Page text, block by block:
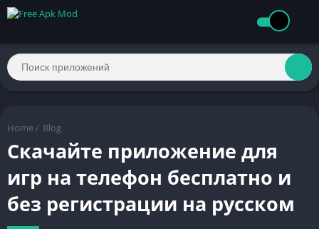
Home / Blog
Скачайте приложение для
игр на телефон бесплатно и
без регистрации на русском